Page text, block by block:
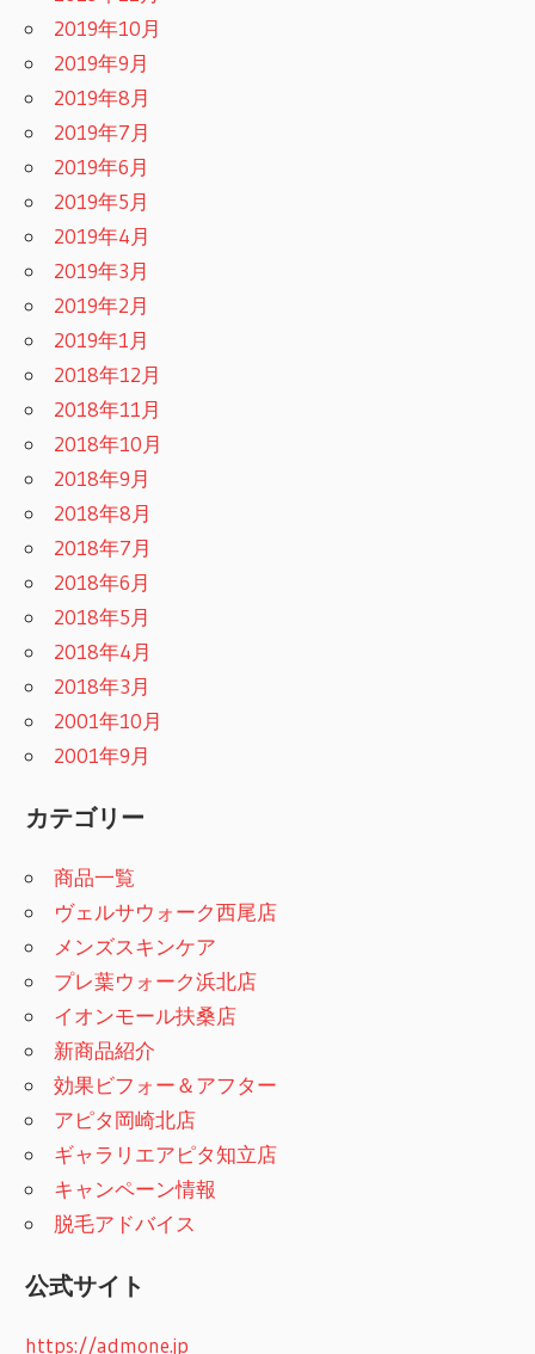
2019年10月
2019年9月
2019年8月
2019年7月
2019年6月
2019年5月
2019年4月
2019年3月
2019年2月
2019年1月
2018年12月
2018年11月
2018年10月
2018年9月
2018年8月
2018年7月
2018年6月
2018年5月
2018年4月
2018年3月
2001年10月
2001年9月
カテゴリー
商品一覧
ヴェルサウォーク西尾店
メンズスキンケア
プレ葉ウォーク浜北店
イオンモール扶桑店
新商品紹介
効果ビフォー＆アフター
アピタ岡崎北店
ギャラリエアピタ知立店
キャンペーン情報
脱毛アドバイス
公式サイト
https://admone.jp